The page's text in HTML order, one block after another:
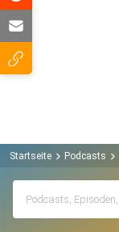
Startseite Podcasts